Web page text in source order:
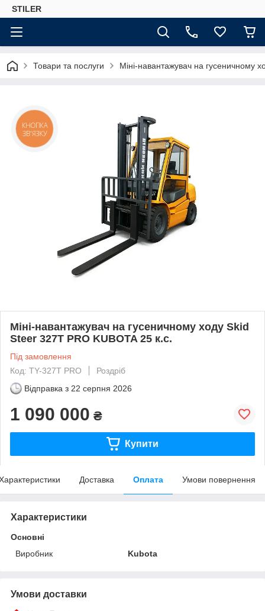
STILER
Товари та послуги Міні-навантажувач на гусеничному
Міні-навантажувач на гусеничному ходу Skid
Steer 327T PRO KUBOTA 25 к.с.
Під замовлення
Код: TY-327T PRO
Роздріб
Відправка з 22 серпня 2026
1 090 000 ₴
Купити
Доставка Оплата Умови повернення
Характеристики
Основні
Виробник
Kubota
Умови доставки
КНОПКА
ЗВ'ЯЗКУ